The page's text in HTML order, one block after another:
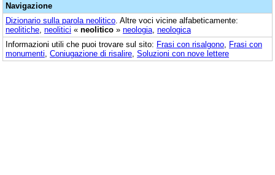
Navigazione
Dizionario sulla parola neolitico . Altre voci vicine alfabeticamente:
neolitiche neolitici « neolitico » neologia neologica
Informazioni utili che puoi trovare sul sito: Frasi con risalgono Frasi con
monumenti Coniugazione di risalire Soluzioni con nove lettere